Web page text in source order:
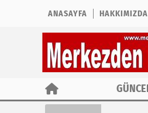
ANASAYFA HAKKIMIZDA